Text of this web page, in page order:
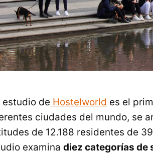
estudio de Hostelworld es el
ciudades del mundo, se
de 12.188 residentes de
examina diez categorías de